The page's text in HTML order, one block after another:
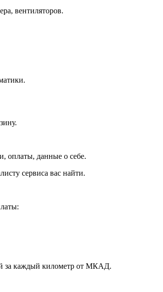
вентиляторов.
оплаты, данные о себе.
сервиса вас найти.
за каждый километр от МКАД.